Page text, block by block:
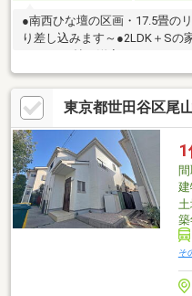
●南西ひな壇の区画・17.5畳の
り差し込みます～●2LDK＋Sの
として理想的。 ・6.0帖の洋
なサイズ感。 ・7.1帖サービ
です。ワークスペースや趣味部
村の仲介＋『あんしん建物補
東京都世田谷区尾
間
築
そ